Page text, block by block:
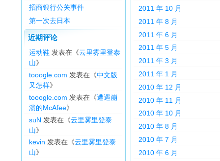
招商银行公关事件
第一次去日本
近期评论
运动鞋 发表在《云里雾里登泰
山》
tooogle.com 发表在《中文版
又怎样》
tooogle.com 发表在《遭遇崩
溃的McAfee》
suN 发表在《云里雾里登泰
山》
kevin 发表在《云里雾里登泰
山》
2011 年 10 月
2011 年 8 月
2011 年 6 月
2011 年 5 月
2011 年 3 月
2011 年 1 月
2010 年 12 月
2010 年 11 月
2010 年 10 月
2010 年 8 月
2010 年 7 月
2010 年 6 月